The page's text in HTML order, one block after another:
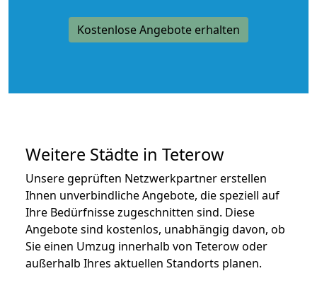
Kostenlose Angebote erhalten
Weitere Städte in Teterow
Unsere geprüften Netzwerkpartner erstellen
Ihnen unverbindliche Angebote, die speziell auf
Ihre Bedürfnisse zugeschnitten sind. Diese
Angebote sind kostenlos, unabhängig davon, ob
Sie einen Umzug innerhalb von Teterow oder
außerhalb Ihres aktuellen Standorts planen.